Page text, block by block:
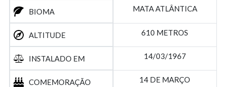
BIOMA MATA ATLÂNTICA
ALTITUDE 610 METROS
INSTALADO EM 14/03/1967
COMEMORAÇÃO 14 DE MARÇO